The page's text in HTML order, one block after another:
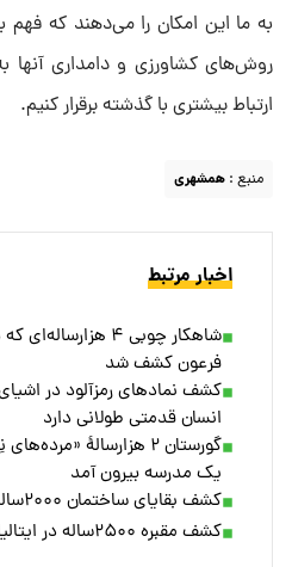
به ما این امکان را می‌دهند که فهم
روش‌های کشاورزی و دامداری آنها
ارتباط بیشتری با گذشته برقرار کنیم.
منبع : همشهری
اخبار مرتبط
شاهکار چوبی ۴
فرعون کشف شد
انسان قدمتی طولانی دارد
گورستان ۲ هزارسالۀ
یک مدرسه بیرون آمد
کشف بقایای ساختمان ۲۰۰۰ساله زیر یک اداره
کشف مقبره ۲۵۰۰ساله در ایتالیا